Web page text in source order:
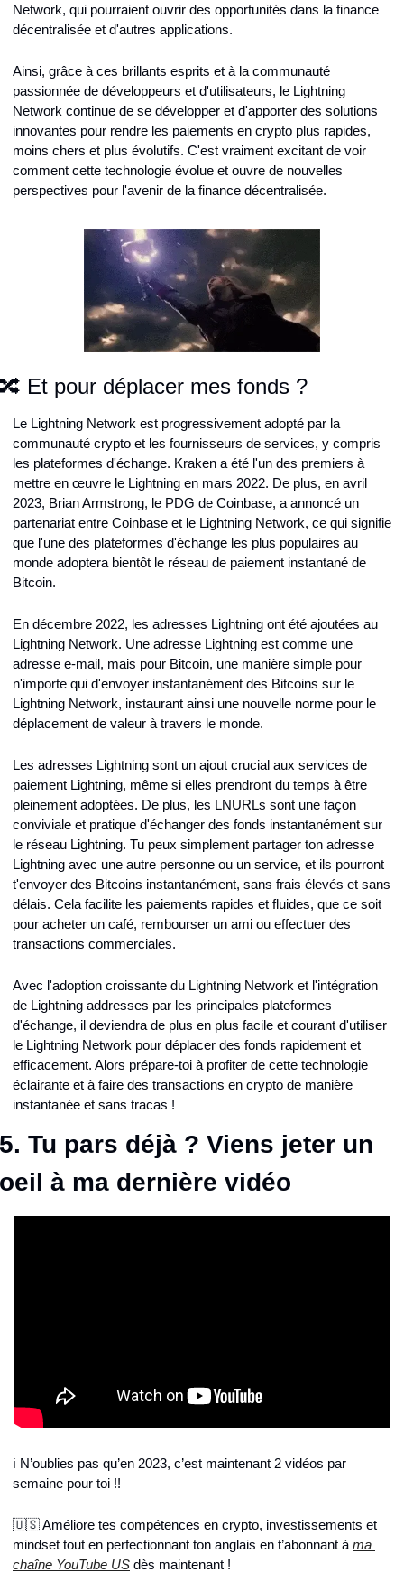
Network, qui pourraient ouvrir des opportunités dans la finance
décentralisée et d'autres applications.
Ainsi, grâce à ces brillants esprits et à la communauté
passionnée de développeurs et d'utilisateurs, le Lightning
Network continue de se développer et d'apporter des solutions
innovantes pour rendre les paiements en crypto plus rapides,
moins chers et plus évolutifs. C'est vraiment excitant de voir
comment cette technologie évolue et ouvre de nouvelles
perspectives pour l'avenir de la finance décentralisée.
🔀 Et pour déplacer mes fonds ?
Le Lightning Network est progressivement adopté par la
communauté crypto et les fournisseurs de services, y compris
les plateformes d'échange. Kraken a été l'un des premiers à
mettre en œuvre le Lightning en mars 2022. De plus, en avril
2023, Brian Armstrong, le PDG de Coinbase, a annoncé un
partenariat entre Coinbase et le Lightning Network, ce qui signifie
que l'une des plateformes d'échange les plus populaires au
monde adoptera bientôt le réseau de paiement instantané de
Bitcoin.
En décembre 2022, les adresses Lightning ont été ajoutées au
Lightning Network. Une adresse Lightning est comme une
adresse e-mail, mais pour Bitcoin, une manière simple pour
n'importe qui d'envoyer instantanément des Bitcoins sur le
Lightning Network, instaurant ainsi une nouvelle norme pour le
déplacement de valeur à travers le monde.
Les adresses Lightning sont un ajout crucial aux services de
paiement Lightning, même si elles prendront du temps à être
pleinement adoptées. De plus, les LNURLs sont une façon
conviviale et pratique d'échanger des fonds instantanément sur
le réseau Lightning. Tu peux simplement partager ton adresse
Lightning avec une autre personne ou un service, et ils pourront
t'envoyer des Bitcoins instantanément, sans frais élevés et sans
délais. Cela facilite les paiements rapides et fluides, que ce soit
pour acheter un café, rembourser un ami ou effectuer des
transactions commerciales.
Avec l'adoption croissante du Lightning Network et l'intégration
de Lightning addresses par les principales plateformes
d'échange, il deviendra de plus en plus facile et courant d'utiliser
le Lightning Network pour déplacer des fonds rapidement et
efficacement. Alors prépare-toi à profiter de cette technologie
éclairante et à faire des transactions en crypto de manière
instantanée et sans tracas !
5. Tu pars déjà ? Viens jeter un
oeil à ma dernière vidéo
ℹ️ N’oublies pas qu’en 2023, c’est maintenant 2 vidéos par
semaine pour toi !!
🇺🇸 Améliore tes compétences en crypto, investissements et
mindset tout en perfectionnant ton anglais en t’abonnant à ma
chaîne YouTube US dès maintenant !